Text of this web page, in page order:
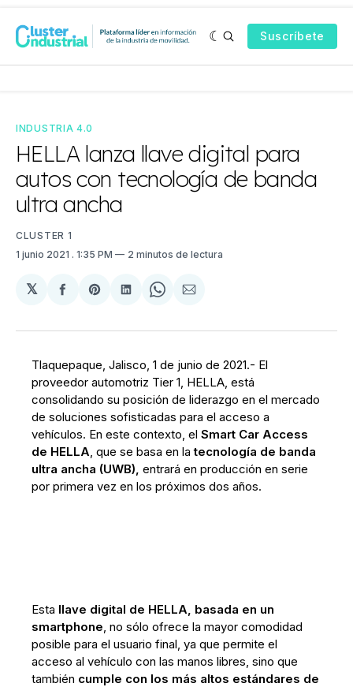
Suscríbete
INDUSTRIA 4.0
HELLA lanza llave digital para
autos con tecnología de banda
ultra ancha
CLUSTER 1
1 junio 2021 . 1:35 PM 2 minutos de lectura
𝕏
Compartir
Facebook
Share
Pinterest
Compartir
LinkedIn
Share
WhatsApp
Compartir
Email
Tlaquepaque, Jalisco, 1 de junio de 2021.- El
proveedor automotriz Tier 1, HELLA, está
consolidando su posición de liderazgo en el mercado
de soluciones sofisticadas para el acceso a
vehículos. En este contexto, elSmart Car Access
de HELLA, que se basa en latecnología de banda
ultra ancha (UWB), entrará en producción en serie
por primera vez en los próximos dos años.
Esta llave digital de HELLA, basada en un
smartphone, no sólo ofrece la mayor comodidad
posible para el usuario final, ya que permite el
acceso al vehículo con las manos libres, sino que
también cumple con los más altos estándares de